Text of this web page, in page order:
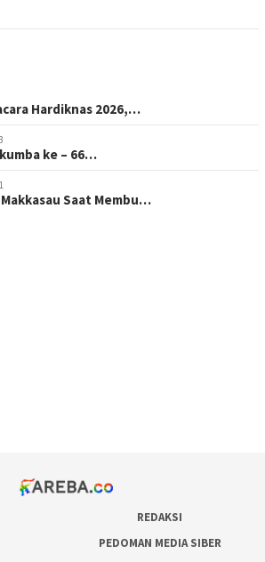
Hardiknas 2026,…
ke – 66…
Saat Membu…
REDAKSI
PEDOMAN MEDIA SIBER